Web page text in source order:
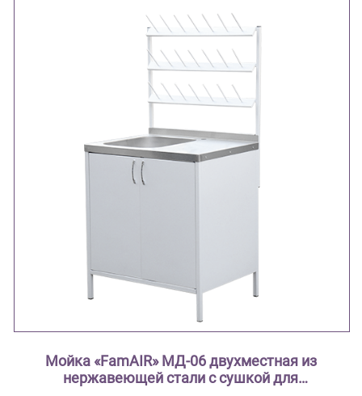
Мойка «FamAIR» МД-06 двухместная из
нержавеющей стали с сушкой для